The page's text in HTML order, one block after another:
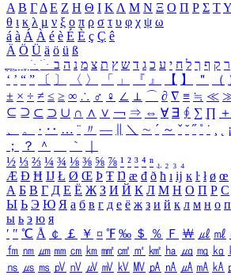
Α Β ΓΔ Ε Ζ Η Θ Ι ΚΛ Μ Ν Ξ Ο Π Ρ Σ ΤΥ
θ ι κ λ μ ν ξ ο π ρ σ τ υ φ χ ψ ω
á à Á À é è É È ç Ç ê
Ä Ö Ü ä ö ü ß
ִֶֹ ֻּ ׁׂ ר ק ף ך ל ח י ע כ ג ד ש ץ ת צ מ נ ה ב
‘ ’ “ ” 〔 〕 〈 〉 「 」 『 』 【 】 ＂ （
± × ÷ ≠ ≤ ≥ ∞ ∴ ♂ ♀ ∠ ⊥ ⌒ ∂ ∇ ≡ ≒ ≪
⊆ ⊇ ⊂ ⊃ ∪ ∩ ∧ ∨ ￢ ⇒ ⇔ ∀ ∃ ∮ ∑ ∏ ＋
、
。 · ‥ … ¨ 〃 ― ＼ ∼ ´ ～ ˇ ˘ ˝ ˚ ˙ ¸ ¡
；
？ ＾ ｀
½ ⅓ ⅔ ¼ ¾ ⅛ ⅜ ⅝ ⅞ ¹ ² ³ ⁴ ⁿ ₁ ₂ ₃ ₄
Æ Ð Ħ Ĳ Ł Ø Œ Þ Ŧ Ŋ æ đ ð ħ ı ĳ ĸ ŀ ł ø œ
А Б В Г Д Е Ё Ж З И Й К Л М Н О П Р С
Ы Ь Э Ю Я а б в г д е ё ж з и й к л м н о п
ы ь э ю я
′ ″ ℃ Å ￠ ￡ ￥ ¤ ℉ ‰ ＄ ％ Ｆ ￦ ㎕ ㎖
㎙ ㎚ ㎛ ㎜ ㎝ ㎞ ㎟ ㎠ ㎡ ㎢ ㏊ ㎍ ㎎ ㎏
㎱ ㎲ ㎳ ㎴ ㎵ ㎶ ㎷ ㎸ ㎹ ㎀ ㎁ ㎂ ㎃ ㎄